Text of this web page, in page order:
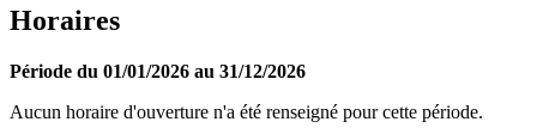
Horaires
Période du 01/01/2026 au 31/12/2026
Aucun horaire d'ouverture n'a été renseigné pour cette période.